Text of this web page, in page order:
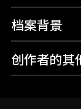
档案背景
创作者的其